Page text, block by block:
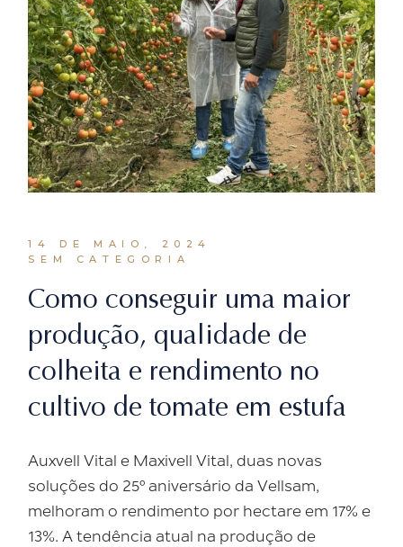
14 DE MAIO, 2024
SEM CATEGORIA
Como conseguir uma maior
produção, qualidade de
colheita e rendimento no
cultivo de tomate em estufa
Auxvell Vital e Maxivell Vital, duas novas
soluções do 25º aniversário da Vellsam,
melhoram o rendimento por hectare em 17% e
13%. A tendência atual na produção de